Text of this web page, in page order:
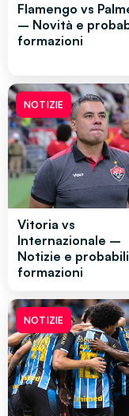
Flamengo vs
– Novità e
formazioni
NOTIZIE
Vitoria vs
Internazionale –
Notizie e probabili
formazioni
NOTIZIE